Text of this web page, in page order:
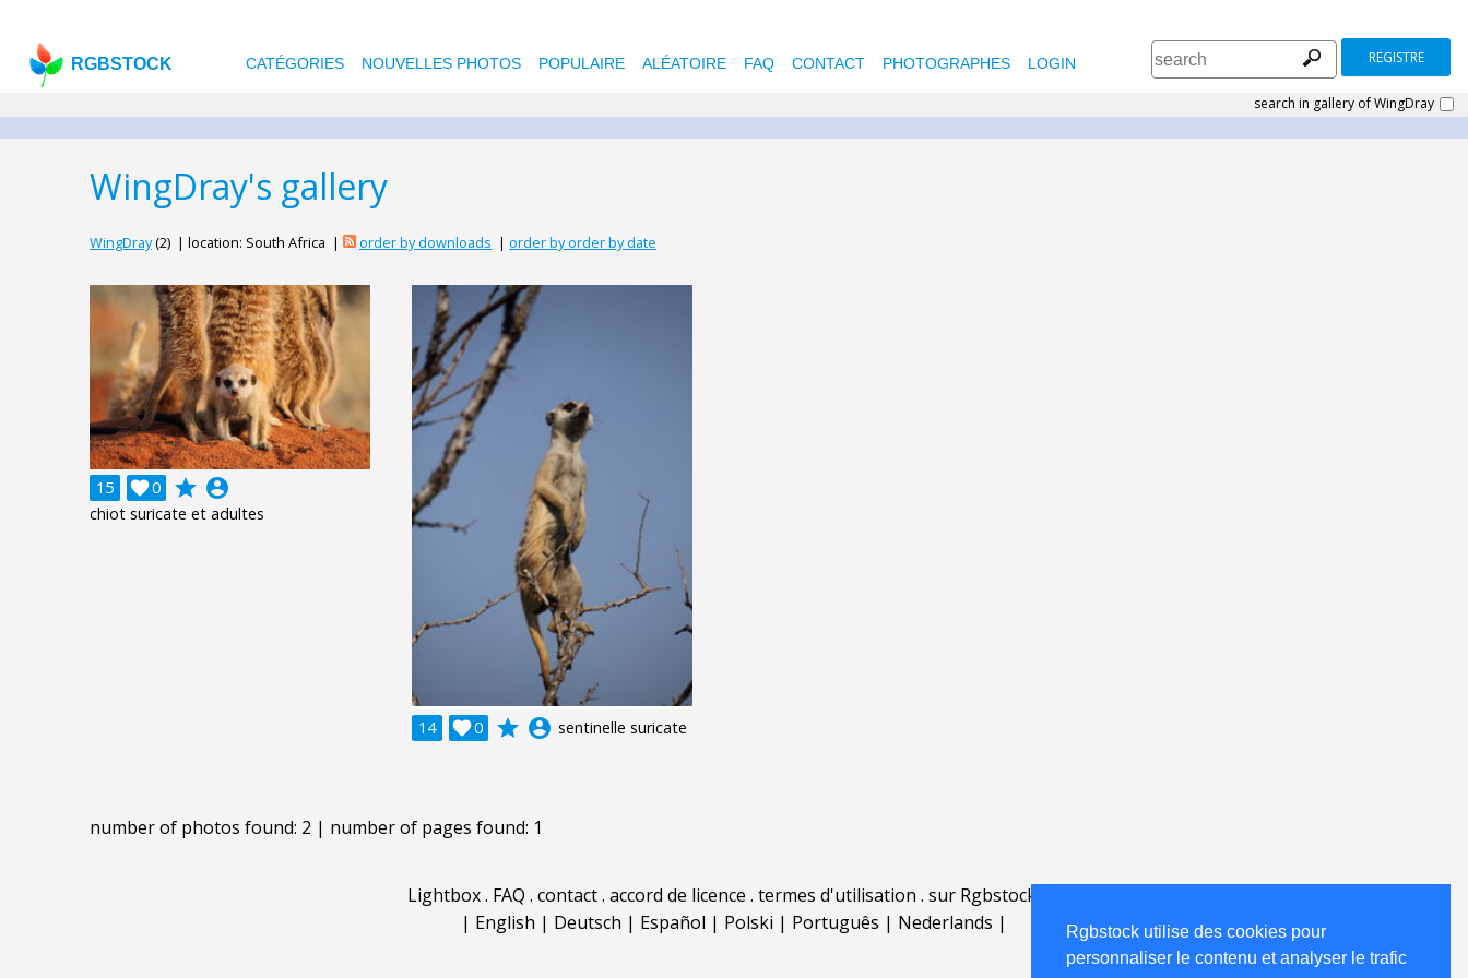
Rgbstock utilise des cookies pour
personnaliser le contenu et analyser le trafic
RGBSTOCK CATÉGORIES NOUVELLES PHOTOS POPULAIRE ALÉATOIRE FAQ CONTACT PHOTOGRAPHES LOGIN REGISTRE
search in gallery of WingDray
WingDray's gallery
WingDray(2) | location: South Africa | order by downloads | order by order by date
15 0
 grade account_circle
chiot suricate et adultes
14 0
 grade account_circle sentinelle suricate
number of photos found: 2 | number of pages found: 1
Lightbox. FAQ . contact. accord de licence . termes d'utilisation . sur Rgbstock.fr
| English | Deutsch | Español | Polski | Português | Nederlands |